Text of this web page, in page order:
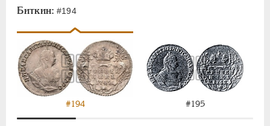
Биткин: #194
#194 #195
ЕКАТЕРИНА II
1796-1801
АЛЕКСАНДР I
1801-1825
НИКОЛАЙ I 1826-1855
АЛЕКСАНДР II 1855-1881
АЛЕКСАНДР III
1881-1894